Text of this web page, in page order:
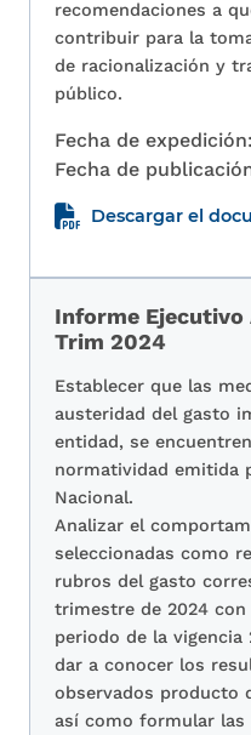
recomendaciones a
contribuir para la
de racionalización y
público.
Fecha de expedición:
Fecha de
Descargar el
Informe Ejecutivo
Trim 2024
Establecer que las
austeridad del gasto
entidad, se
normatividad emitida
Nacional.
Analizar el
seleccionadas como
rubros del gasto
trimestre de 2024
periodo de la
dar a conocer los
observados producto
así como formular las